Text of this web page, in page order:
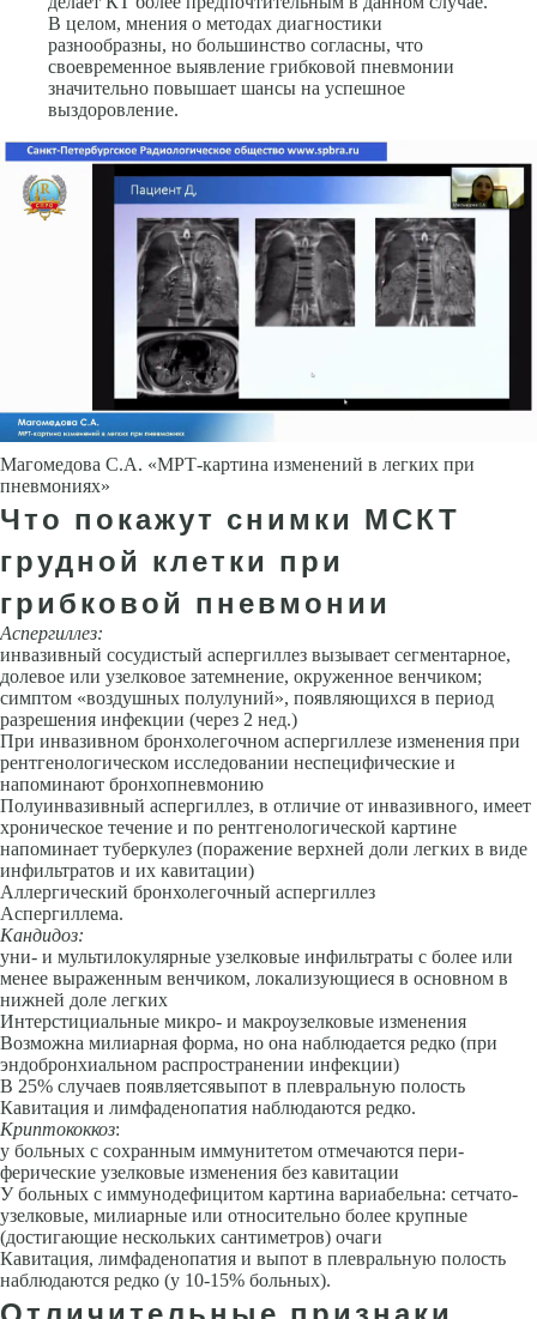
В целом, мнения о методах диагностики
разнообразны, но большинство согласны, что
своевременное выявление грибковой пневмонии
значительно повышает шансы на успешное
выздоровление.
Магомедова С.А. «МРТ-картина изменений в легких при
пневмониях»
Что покажут снимки МСКТ
грудной клетки при
грибковой пневмонии
Аспергиллез:
инвазивный сосудистый аспергиллез вызывает сегментар­ное,
долевое или узелковое затемнение, окруженное венчиком;
симптом «воздушных полулуний», появляющихся в период
разрешения инфек­ции (через 2 нед.)
При инвазивном бронхолегочном аспергиллезе изменения при
рентгенологическом исследовании неспецифические и
напоминают бронхопневмонию
Полуинвазивный аспергиллез, в от­личие от инвазивного, имеет
хроническое течение и по рентгенологиче­ской картине
напоминает туберкулез (поражение верхней доли легких в виде
инфильтратов и их кавитации)
Аллергический бронхолегочный аспергиллез
Аспергиллема.
Кандидоз:
уни- и мультилокулярные узелковые инфильтраты с более или
менее выраженным венчиком, локализующиеся в основном в
нижней доле легких
Интерстициальные микро- и макроузелковые изменения
Возможна милиарная форма, но она наблюдается редко (при
эндобронхиальном распространении инфекции)
В 25% случаев появляетсявыпот в плевральную полость
Кавитация и лимфаденопатия наблю­даются редко.
Криптококкоз:
у больных с сохранным иммунитетом отмечаются пери­
ферические узелковые изменения без кавитации
У больных с имму­нодефицитом картина вариабельна: сетчато-
узелковые, милиарные или относительно более крупные
(достигающие нескольких сантиметров) очаги
Кавитация, лимфаденопатия и выпот в плевральную полость
наблюдаются редко (у 10-15% больных).